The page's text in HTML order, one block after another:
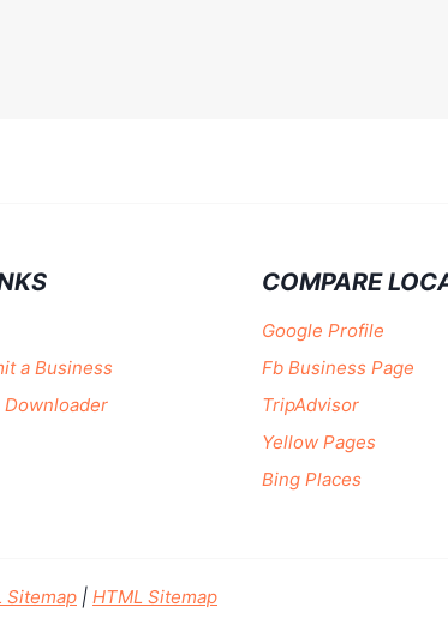
a Business
Downloader
COMPARE
Google Profile
Fb Business Page
TripAdvisor
Yellow Pages
Bing Places
Sitemap | HTML Sitemap